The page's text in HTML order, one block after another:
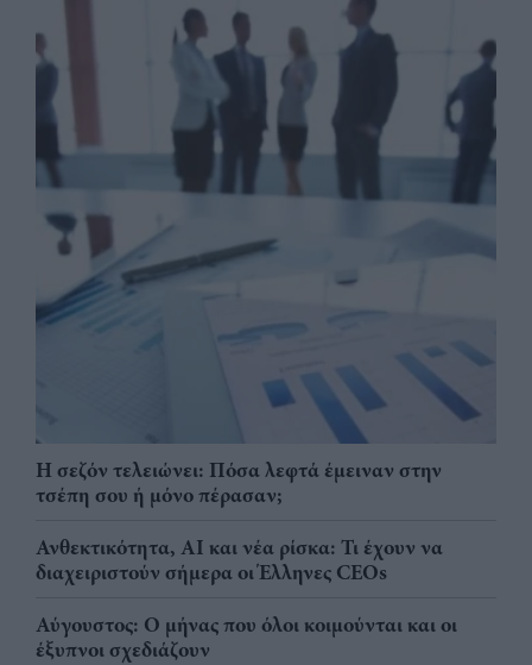
Η σεζόν τελειώνει: Πόσα λεφτά έμειναν στην
τσέπη σου ή μόνο πέρασαν;
Ανθεκτικότητα, AI και νέα ρίσκα: Τι έχουν να
διαχειριστούν σήμερα οι Έλληνες CEOs
Αύγουστος: Ο μήνας που όλοι κοιμούνται και οι
έξυπνοι σχεδιάζουν